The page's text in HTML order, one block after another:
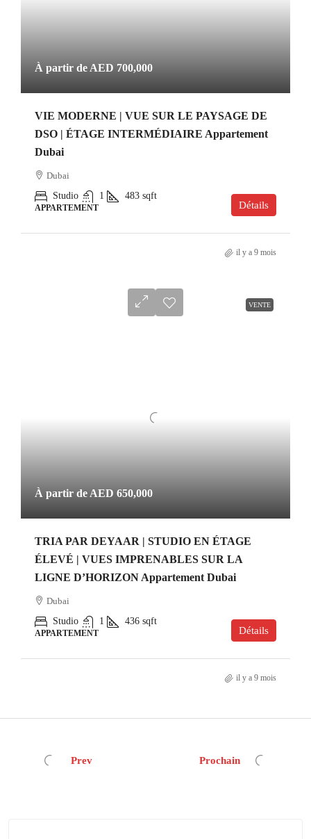
À partir de AED 700,000
VIE MODERNE | VUE SUR LE PAYSAGE DE
DSO | ÉTAGE INTERMÉDIAIRE Appartement
Dubai
Dubai
Studio
1 483 sqft
APPARTEMENT Détails
il y a 9 mois
VENTE
À partir de AED 650,000
TRIA PAR DEYAAR | STUDIO EN ÉTAGE
ÉLEVÉ | VUES IMPRENABLES SUR LA
LIGNE D’HORIZON Appartement Dubai
Dubai
Studio
1 436 sqft
APPARTEMENT Détails
il y a 9 mois
Prev Prochain